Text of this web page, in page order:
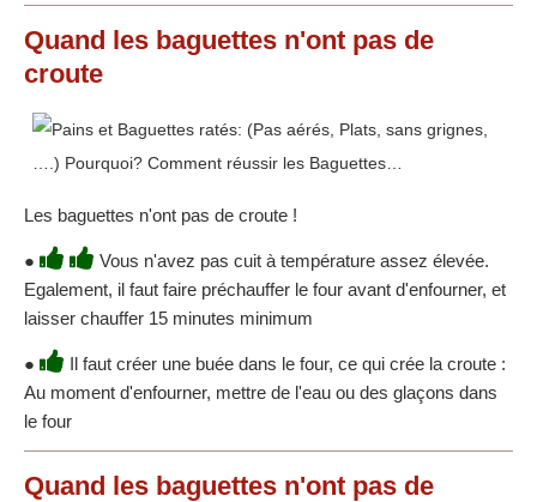
Quand les baguettes n'ont pas de
croute
Les baguettes n'ont pas de croute !
●
Vous n'avez pas cuit à température assez élevée.
Egalement, il faut faire préchauffer le four avant d'enfourner, et
laisser chauffer 15 minutes minimum
●
Il faut créer une buée dans le four, ce qui crée la croute :
Au moment d'enfourner, mettre de l'eau ou des glaçons dans
le four
Quand les baguettes n'ont pas de